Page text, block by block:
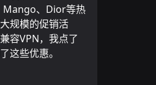
Mango、Dior等热
规模的促销活
容VPN，我点了
这些优惠。